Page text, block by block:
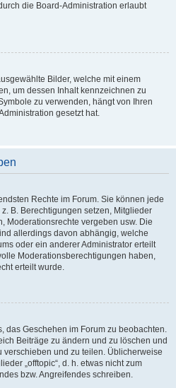
die Board-Administration erlaubt
Bilder, welche mit einem
um dessen Inhalt kennzeichnen zu
zu verwenden, hängt von Ihren
gesetzt hat.
Rechte im Forum. Sie können jede
B. Berechtigungen setzen, Mitglieder
Moderationsrechte vergeben usw. Die
allerdings davon abhängig, welche
oder ein anderer Administrator erteilt
Moderationsberechtigungen haben,
erteilt wurde.
das Geschehen im Forum zu beobachten.
Beiträge zu ändern und zu löschen und
verschieben und zu teilen. Üblicherweise
„offtopic“, d. h. etwas nicht zum
bzw. Angreifendes schreiben.